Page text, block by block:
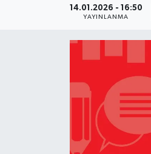
14.01.2026 - 16:50
YAYINLANMA
GÖKTÜRK
GÜNDEM
KÜLTÜR - SANAT
MAGAZİN